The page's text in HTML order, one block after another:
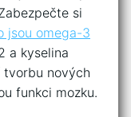
si
⁢jsou ‌omega-3
a⁣ kyselina
nových
funkci mozku.